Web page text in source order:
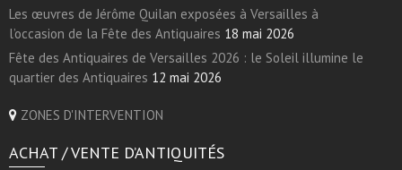
Les œuvres de Jérôme Quilan exposées à Versailles à
l’occasion de la Fête des Antiquaires 18 mai 2026
Fête des Antiquaires de Versailles 2026 : le Soleil illumine le
quartier des Antiquaires 12 mai 2026
ZONES D'INTERVENTION
ACHAT / VENTE D’ANTIQUITÉS